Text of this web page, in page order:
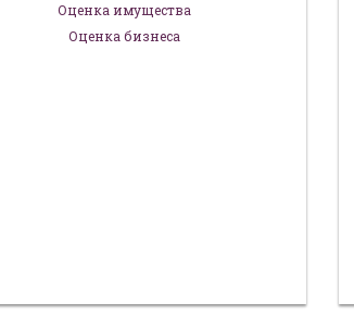
Оценка имущества
Оценка бизнеса